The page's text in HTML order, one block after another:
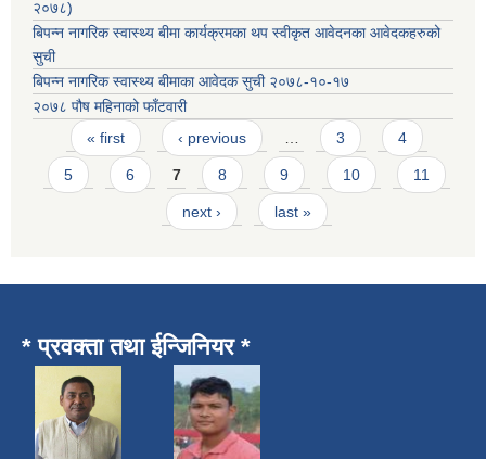
२०७८)
बिपन्न नागरिक स्वास्थ्य बीमा कार्यक्रमका थप स्वीकृत आवेदनका आवेदकहरुको
सुची
बिपन्न नागरिक स्वास्थ्य बीमाका आवेदक सुची २०७८-१०-१७
२०७८ पौष महिनाको फाँटवारी
Pages
« first ‹ previous 3 4
5 6 7 8 9 10 11
next › last »
* प्रवक्ता तथा ईन्जिनियर *